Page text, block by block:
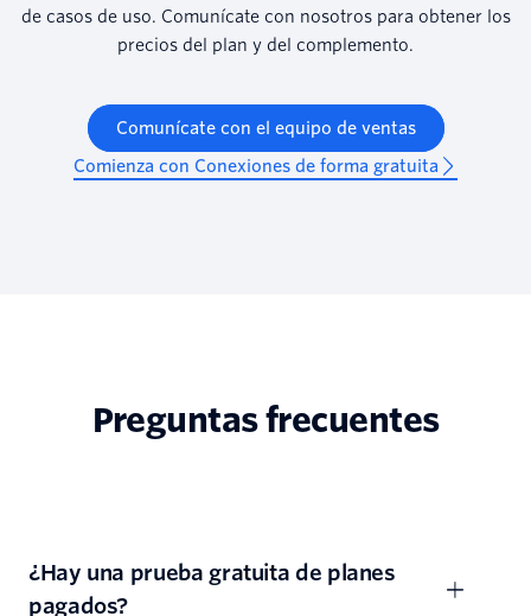
de casos de uso. Comunícate con nosotros para obtener los
precios del plan y del complemento.
Comunícate con el equipo de ventas
Comienza con Conexiones de forma gratuita
Preguntas frecuentes
¿Hay una prueba gratuita de planes
pagados?